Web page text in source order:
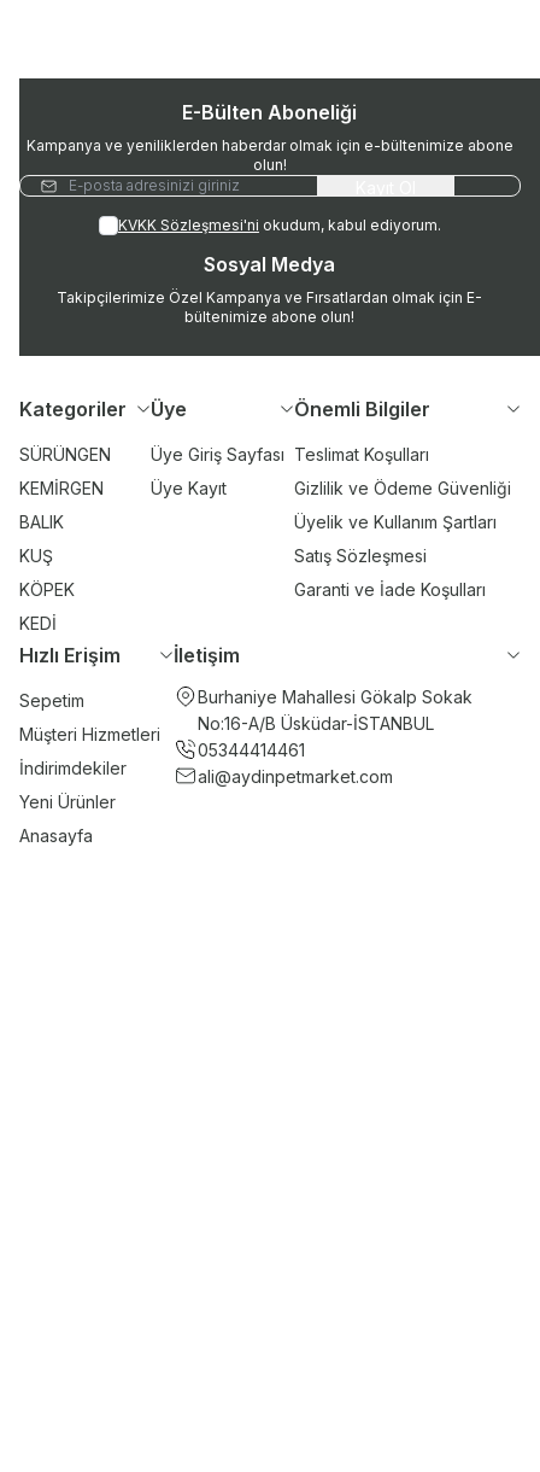
E-Bülten Aboneliği
Kampanya ve yeniliklerden haberdar olmak için e-bültenimize abone
olun!
KVKK Sözleşmesi'ni okudum, kabul ediyorum.
Sosyal Medya
Takipçilerimize Özel Kampanya ve Fırsatlardan olmak için E-
bültenimize abone olun!
Kategoriler
SÜRÜNGEN
KEMİRGEN
BALIK
KUŞ
KÖPEK
KEDİ
Üye
Üye Giriş Sayfası
Üye Kayıt
Önemli Bilgiler
Teslimat Koşulları
Gizlilik ve Ödeme Güvenliği
Üyelik ve Kullanım Şartları
Satış Sözleşmesi
Garanti ve İade Koşulları
Hızlı Erişim
Sepetim
Müşteri Hizmetleri
İndirimdekiler
Yeni Ürünler
Anasayfa
İletişim
Burhaniye Mahallesi Gökalp Sokak
No:16-A/B Üsküdar-İSTANBUL
05344414461
ali@aydinpetmarket.com